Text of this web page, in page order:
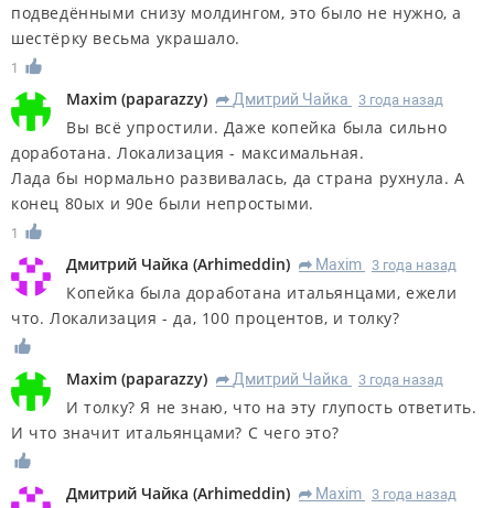
подведёнными снизу молдингом, это было не нужно, а
шестёрку весьма украшало.
1
Maxim (paparazzy) R Дмитрий Чайка 3 года назад
Вы всё упростили. Даже копейка была сильно
доработана. Локализация - максимальная.
Лада бы нормально развивалась, да страна рухнула. А
конец 80ых и 90е были непростыми.
1
Дмитрий Чайка (Arhimeddin) R Maxim 3 года назад
Копейка была доработана итальянцами, ежели
что. Локализация - да, 100 процентов, и толку?
Maxim (paparazzy) R Дмитрий Чайка 3 года назад
И толку? Я не знаю, что на эту глупость ответить.
И что значит итальянцами? С чего это?
Дмитрий Чайка (Arhimeddin) R Maxim 3 года назад